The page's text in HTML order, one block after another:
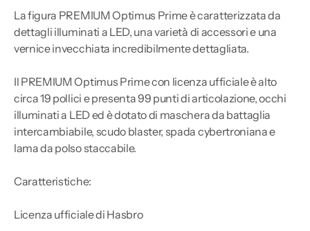
La figura PREMIUM Optimus Prime è caratterizzata da
dettagli illuminati a LED, una varietà di accessori e una
vernice invecchiata incredibilmente dettagliata.
Il PREMIUM Optimus Prime con licenza ufficiale è alto
circa 19 pollici e presenta 99 punti di articolazione, occhi
illuminati a LED ed è dotato di maschera da battaglia
intercambiabile, scudo blaster, spada cybertroniana e
lama da polso staccabile.
Caratteristiche:
Licenza ufficiale di Hasbro